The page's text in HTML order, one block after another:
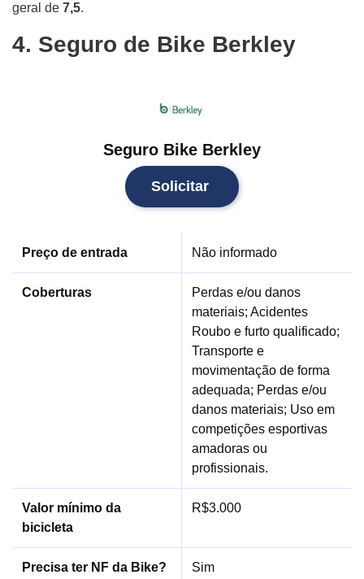
geral de 7,5.
4. Seguro de Bike Berkley
Seguro Bike Berkley
Solicitar
Preço de entrada Não informado
Coberturas
Perdas e/ou danos
materiais; Acidentes
Roubo e furto qualificado;
Transporte e
movimentação de forma
adequada; Perdas e/ou
danos materiais; Uso em
competições esportivas
amadoras ou
profissionais.
Valor mínimo da
bicicleta
R$3.000
Precisa ter NF da Bike? Sim